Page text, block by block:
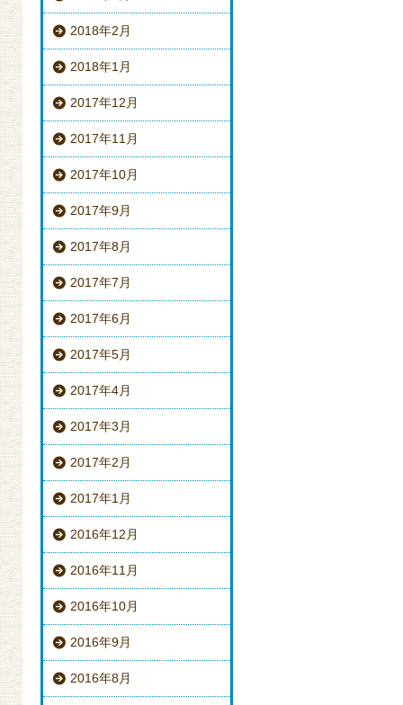
2018年2月
2018年1月
2017年12月
2017年11月
2017年10月
2017年9月
2017年8月
2017年7月
2017年6月
2017年5月
2017年4月
2017年3月
2017年2月
2017年1月
2016年12月
2016年11月
2016年10月
2016年9月
2016年8月